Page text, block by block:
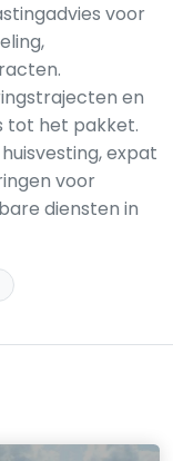
voor
en
tot het pakket.
expat
voor
diensten in